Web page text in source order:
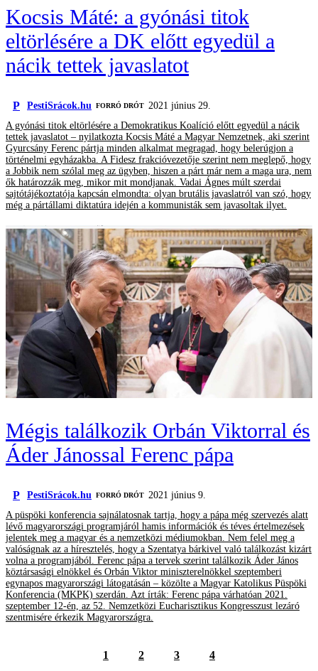
Kocsis Máté: a gyónási titok
eltörlésére a DK előtt egyedül a
nácik tettek javaslatot
P PestiSrácok.hu FORRÓ DRÓT 2021 június 29.
A gyónási titok eltörlésére a Demokratikus Koalíció előtt egyedül a nácik
tettek javaslatot – nyilatkozta Kocsis Máté a Magyar Nemzetnek, aki szerint
Gyurcsány Ferenc pártja minden alkalmat megragad, hogy belerúgjon a
történelmi egyházakba. A Fidesz frakcióvezetője szerint nem meglepő, hogy
a Jobbik nem szólal meg az ügyben, hiszen a párt már nem a maga ura, nem
ők határozzák meg, mikor mit mondjanak. Vadai Ágnes múlt szerdai
sajtótájékoztatója kapcsán elmondta: olyan brutális javaslatról van szó, hogy
még a pártállami diktatúra idején a kommunisták sem javasoltak ilyet.
Mégis találkozik Orbán Viktorral és
Áder Jánossal Ferenc pápa
P PestiSrácok.hu FORRÓ DRÓT 2021 június 9.
A püspöki konferencia sajnálatosnak tartja, hogy a pápa még szervezés alatt
lévő magyarországi programjáról hamis információk és téves értelmezések
jelentek meg a magyar és a nemzetközi médiumokban. Nem felel meg a
valóságnak az a híresztelés, hogy a Szentatya bárkivel való találkozást kizárt
volna a programjából. Ferenc pápa a tervek szerint találkozik Áder János
köztársasági elnökkel és Orbán Viktor miniszterelnökkel szeptemberi
egynapos magyarországi látogatásán – közölte a Magyar Katolikus Püspöki
Konferencia (MKPK) szerdán. Azt írták: Ferenc pápa várhatóan 2021.
szeptember 12-én, az 52. Nemzetközi Eucharisztikus Kongresszust lezáró
szentmisére érkezik Magyarországra.
1 2 3 4